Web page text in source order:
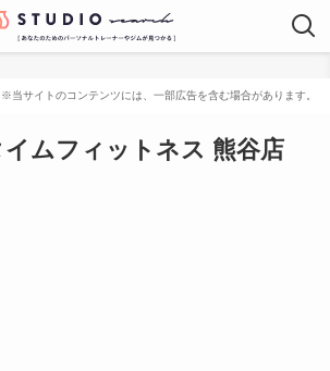
ムフィットネス 熊谷店